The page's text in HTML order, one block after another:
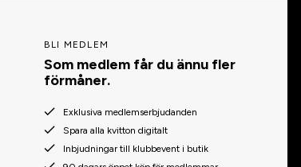
BLI MEDLEM
Som medlem får du ännu fler
förmåner.
Exklusiva medlemserbjudanden
Spara alla kvitton digitalt
Inbjudningar till klubbevent i butik